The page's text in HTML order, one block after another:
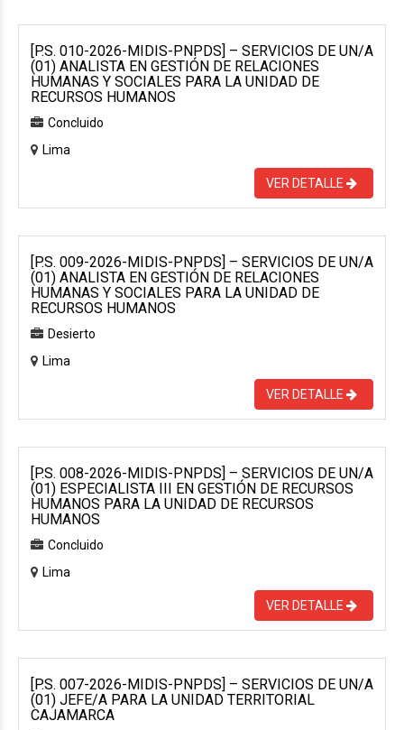
[P.S. 010-2026-MIDIS-PNPDS] – SERVICIOS DE UN/A
(01) ANALISTA EN GESTIÓN DE RELACIONES
HUMANAS Y SOCIALES PARA LA UNIDAD DE
RECURSOS HUMANOS
Concluido
Lima
VER DETALLE
[P.S. 009-2026-MIDIS-PNPDS] – SERVICIOS DE UN/A
(01) ANALISTA EN GESTIÓN DE RELACIONES
HUMANAS Y SOCIALES PARA LA UNIDAD DE
RECURSOS HUMANOS
Desierto
Lima
VER DETALLE
[P.S. 008-2026-MIDIS-PNPDS] – SERVICIOS DE UN/A
(01) ESPECIALISTA III EN GESTIÓN DE RECURSOS
HUMANOS PARA LA UNIDAD DE RECURSOS
HUMANOS
Concluido
Lima
VER DETALLE
[P.S. 007-2026-MIDIS-PNPDS] – SERVICIOS DE UN/A
(01) JEFE/A PARA LA UNIDAD TERRITORIAL
CAJAMARCA